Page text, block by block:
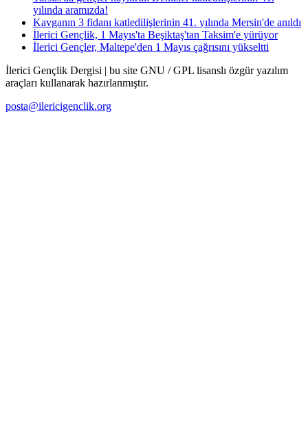
yılında aramızda!
Kavganın 3 fidanı katledilişlerinin 41. yılında Mersin'de anıldı
İlerici Gençlik, 1 Mayıs'ta Beşiktaş'tan Taksim'e yürüyor
İlerici Gençler, Maltepe'den 1 Mayıs çağrısını yükseltti
İlerici Gençlik Dergisi | bu site GNU / GPL lisanslı özgür yazılım
araçları kullanarak hazırlanmıştır.
posta@ilericigenclik.org